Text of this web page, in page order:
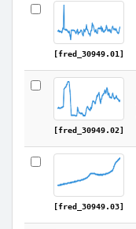
[fred_30949.01]
[fred_30949.02]
[fred_30949.03]